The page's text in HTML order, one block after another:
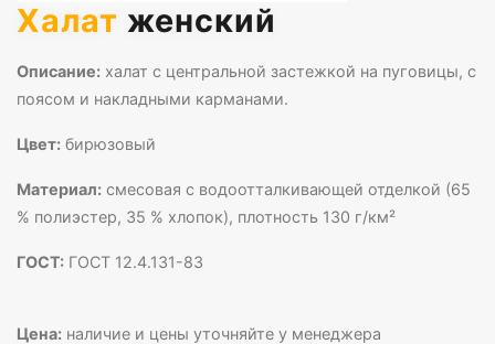
Халат женский
Описание: халат с центральной застежкой на пуговицы, с
поясом и накладными карманами.
Цвет: бирюзовый
Материал: смесовая с водоотталкивающей отделкой (65
% полиэстер, 35 % хлопок), плотность 130 г/км²
ГОСТ: ГОСТ 12.4.131-83
Цена: наличие и цены уточняйте у менеджера